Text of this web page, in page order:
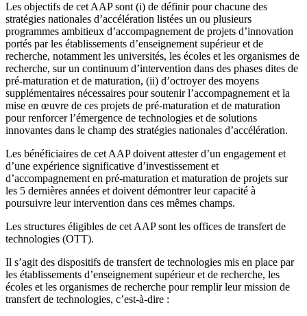
Les objectifs de cet AAP sont (i) de définir pour chacune des
stratégies nationales d’accélération listées un ou plusieurs
programmes ambitieux d’accompagnement de projets d’innovation
portés par les établissements d’enseignement supérieur et de
recherche, notamment les universités, les écoles et les organismes de
recherche, sur un continuum d’intervention dans des phases dites de
pré-maturation et de maturation, (ii) d’octroyer des moyens
supplémentaires nécessaires pour soutenir l’accompagnement et la
mise en œuvre de ces projets de pré-maturation et de maturation
pour renforcer l’émergence de technologies et de solutions
innovantes dans le champ des stratégies nationales d’accélération.
Les bénéficiaires de cet AAP doivent attester d’un engagement et
d’une expérience significative d’investissement et
d’accompagnement en pré-maturation et maturation de projets sur
les 5 dernières années et doivent démontrer leur capacité à
poursuivre leur intervention dans ces mêmes champs.
Les structures éligibles de cet AAP sont les offices de transfert de
technologies (OTT).
Il s’agit des dispositifs de transfert de technologies mis en place par
les établissements d’enseignement supérieur et de recherche, les
écoles et les organismes de recherche pour remplir leur mission de
transfert de technologies, c’est-à-dire :